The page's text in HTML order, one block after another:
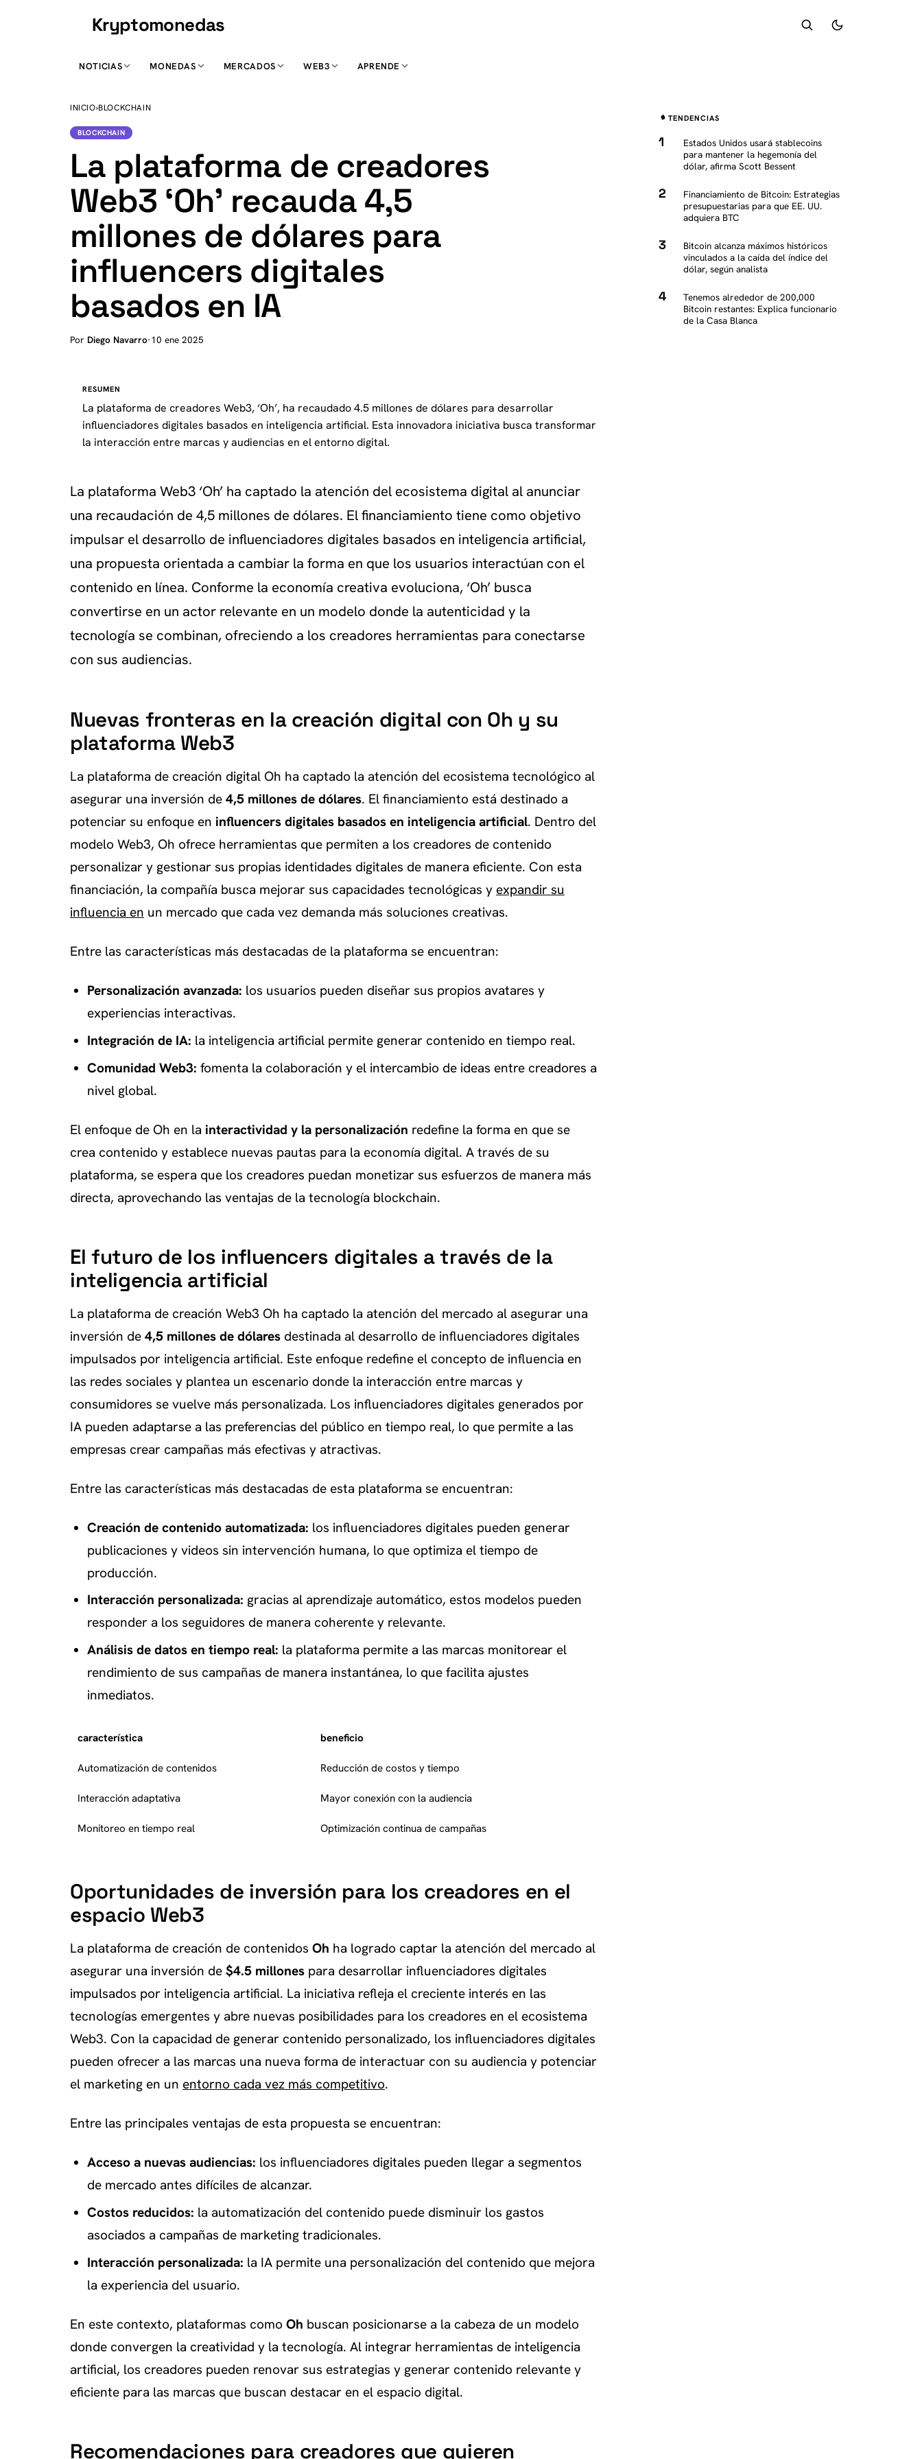
Kryptomonedas
NOTICIAS MONEDAS MERCADOS WEB3 APRENDE
INICIO›BLOCKCHAIN
BLOCKCHAIN
La plataforma de creadores
Web3 ‘Oh’ recauda 4,5
millones de dólares para
influencers digitales
basados en IA
Por Diego Navarro·10 ene 2025
RESUMEN
La plataforma de creadores Web3, ‘Oh’, ha recaudado 4.5 millones de dólares para desarrollar
influenciadores digitales basados en inteligencia artificial. Esta innovadora iniciativa busca transformar
la interacción entre marcas y audiencias en el entorno digital.
La plataforma Web3 ‘Oh’ ha captado la atención del ecosistema digital al anunciar
una recaudación de 4,5 millones de dólares. El financiamiento tiene como objetivo
impulsar el desarrollo de influenciadores digitales basados en inteligencia artificial,
una propuesta orientada a cambiar la forma en que los usuarios interactúan con el
contenido en línea. Conforme la economía creativa evoluciona, ‘Oh’ busca
convertirse en un actor relevante en un modelo donde la autenticidad y la
tecnología se combinan, ofreciendo a los creadores herramientas para conectarse
con sus audiencias.
Nuevas fronteras en la creación digital con Oh y su
plataforma Web3
La plataforma de creación digital Oh ha captado la atención del ecosistema tecnológico al
asegurar una inversión de 4,5 millones de dólares. El financiamiento está destinado a
potenciar su enfoque en influencers digitales basados en inteligencia artificial. Dentro del
modelo Web3, Oh ofrece herramientas que permiten a los creadores de contenido
personalizar y gestionar sus propias identidades digitales de manera eficiente. Con esta
financiación, la compañía busca mejorar sus capacidades tecnológicas y expandir su
influencia en un mercado que cada vez demanda más soluciones creativas.
Entre las características más destacadas de la plataforma se encuentran:
Personalización avanzada: los usuarios pueden diseñar sus propios avatares y
experiencias interactivas.
Integración de IA: la inteligencia artificial permite generar contenido en tiempo real.
Comunidad Web3: fomenta la colaboración y el intercambio de ideas entre creadores a
nivel global.
El enfoque de Oh en la interactividad y la personalización redefine la forma en que se
crea contenido y establece nuevas pautas para la economía digital. A través de su
plataforma, se espera que los creadores puedan monetizar sus esfuerzos de manera más
directa, aprovechando las ventajas de la tecnología blockchain.
El futuro de los influencers digitales a través de la
inteligencia artificial
La plataforma de creación Web3 Oh ha captado la atención del mercado al asegurar una
inversión de 4,5 millones de dólares destinada al desarrollo de influenciadores digitales
impulsados por inteligencia artificial. Este enfoque redefine el concepto de influencia en
las redes sociales y plantea un escenario donde la interacción entre marcas y
consumidores se vuelve más personalizada. Los influenciadores digitales generados por
IA pueden adaptarse a las preferencias del público en tiempo real, lo que permite a las
empresas crear campañas más efectivas y atractivas.
Entre las características más destacadas de esta plataforma se encuentran:
Creación de contenido automatizada: los influenciadores digitales pueden generar
publicaciones y videos sin intervención humana, lo que optimiza el tiempo de
producción.
Interacción personalizada: gracias al aprendizaje automático, estos modelos pueden
responder a los seguidores de manera coherente y relevante.
Análisis de datos en tiempo real: la plataforma permite a las marcas monitorear el
rendimiento de sus campañas de manera instantánea, lo que facilita ajustes
inmediatos.
característica beneficio
Automatización de contenidos Reducción de costos y tiempo
Interacción adaptativa Mayor conexión con la audiencia
Monitoreo en tiempo real Optimización continua de campañas
Oportunidades de inversión para los creadores en el
espacio Web3
La plataforma de creación de contenidos Oh ha logrado captar la atención del mercado al
asegurar una inversión de $4.5 millones para desarrollar influenciadores digitales
impulsados por inteligencia artificial. La iniciativa refleja el creciente interés en las
tecnologías emergentes y abre nuevas posibilidades para los creadores en el ecosistema
Web3. Con la capacidad de generar contenido personalizado, los influenciadores digitales
pueden ofrecer a las marcas una nueva forma de interactuar con su audiencia y potenciar
el marketing en un entorno cada vez más competitivo.
Entre las principales ventajas de esta propuesta se encuentran:
Acceso a nuevas audiencias: los influenciadores digitales pueden llegar a segmentos
de mercado antes difíciles de alcanzar.
Costos reducidos: la automatización del contenido puede disminuir los gastos
asociados a campañas de marketing tradicionales.
Interacción personalizada: la IA permite una personalización del contenido que mejora
la experiencia del usuario.
En este contexto, plataformas como Oh buscan posicionarse a la cabeza de un modelo
donde convergen la creatividad y la tecnología. Al integrar herramientas de inteligencia
artificial, los creadores pueden renovar sus estrategias y generar contenido relevante y
eficiente para las marcas que buscan destacar en el espacio digital.
Recomendaciones para creadores que quieren
TENDENCIAS
Estados Unidos usará stablecoins
para mantener la hegemonía del
dólar, afirma Scott Bessent
Financiamiento de Bitcoin: Estrategias
presupuestarias para que EE. UU.
adquiera BTC
Bitcoin alcanza máximos históricos
vinculados a la caída del índice del
dólar, según analista
Tenemos alrededor de 200,000
Bitcoin restantes: Explica funcionario
de la Casa Blanca